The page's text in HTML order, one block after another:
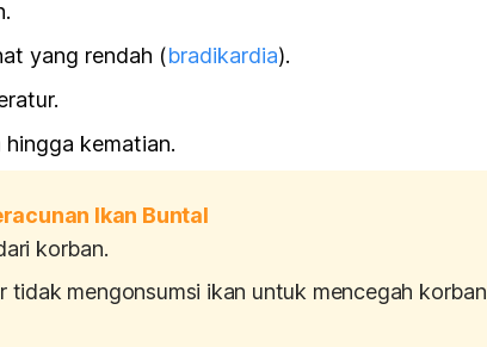
yang rendah (bradikardia).
hingga kematian.
Ikan Buntal
korban.
tidak mengonsumsi ikan untuk mencegah korban